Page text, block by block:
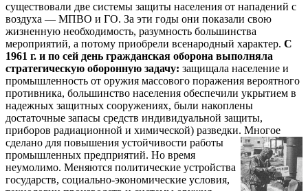
существовали две системы защиты населения от нападений с
воздуха — МПВО и ГО. За эти годы они показали свою
жизненную необходимость, разумность большинства
мероприятий, а потому приобрели всенародный характер. С
1961 г. и по сей день гражданская оборона выполняла
стратегическую оборонную задачу: защищала население и
промышленность от оружия массового поражения вероятного
противника, большинство населения обеспечили укрытием в
надежных защитных сооружениях, были накоплены
достаточные запасы средств индивидуальной защиты,
приборов радиационной и химической) разведки. Многое
сделано для повышения устойчивости работы
промышленных предприятий. Но время
неумолимо. Меняются политические устройства
государств, социально-экономические условия,